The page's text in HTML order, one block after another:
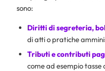
sono:
Diritti di segreteria,
di atti o pratiche
Tributi e contributi
come ad esempio tasse